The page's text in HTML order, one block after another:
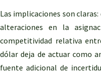
Las implicaciones son
alteraciones en la
competitividad relativa
dólar deja de actuar como
fuente adicional de